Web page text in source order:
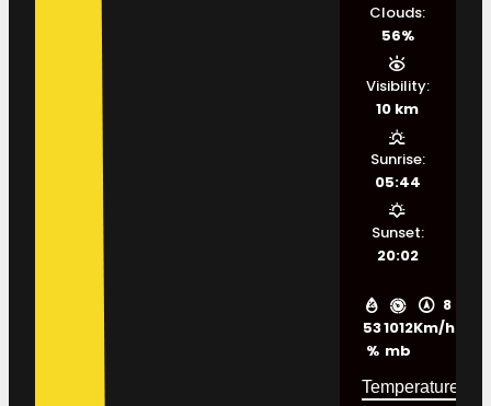
53
%
1012
mb
8
Km/h
Clouds:
56%
Visibility:
10 km
Sunrise:
05:44
Sunset:
20:02